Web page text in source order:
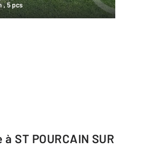
, 5 pcs
ST POURCAIN SUR